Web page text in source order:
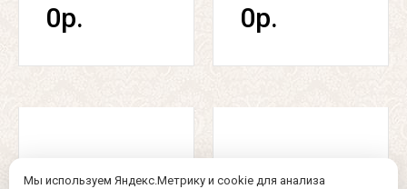
0р. 0р.
Мы используем Яндекс.Метрику и cookie для анализа